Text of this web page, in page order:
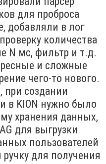
для проброса
добавляли в лог
количества
N мс, фильтр и т.д.
и сложные
чего-то нового.
при создании
в KION нужно было
хранения данных,
для выгрузки
пользователей
для получения